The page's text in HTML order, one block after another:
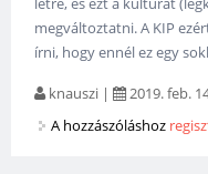
megváltoztatni. A KIP
írni, hogy ennél ez egy
knauszi | 2019. feb.
A hozzászóláshoz